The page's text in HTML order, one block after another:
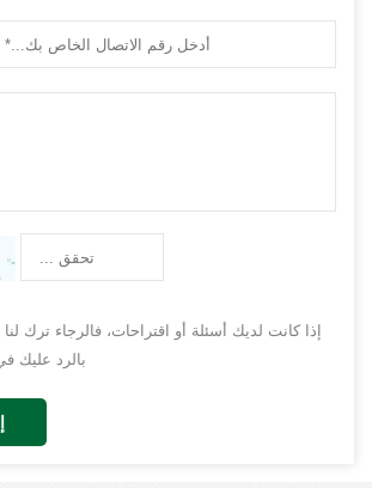
إذا كانت لديك أسئلة أو اقتراحات، فالرجاء ترك
بالرد عليك